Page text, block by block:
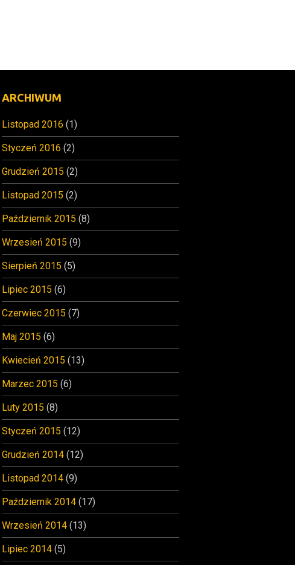
ARCHIWUM
Listopad 2016 (1)
Styczeń 2016 (2)
Grudzień 2015 (2)
Listopad 2015 (2)
Październik 2015 (8)
Wrzesień 2015 (9)
Sierpień 2015 (5)
Lipiec 2015 (6)
Czerwiec 2015 (7)
Maj 2015 (6)
Kwiecień 2015 (13)
Marzec 2015 (6)
Luty 2015 (8)
Styczeń 2015 (12)
Grudzień 2014(12)
Listopad 2014(9)
Październik 2014(17)
Wrzesień 2014(13)
Lipiec 2014(5)